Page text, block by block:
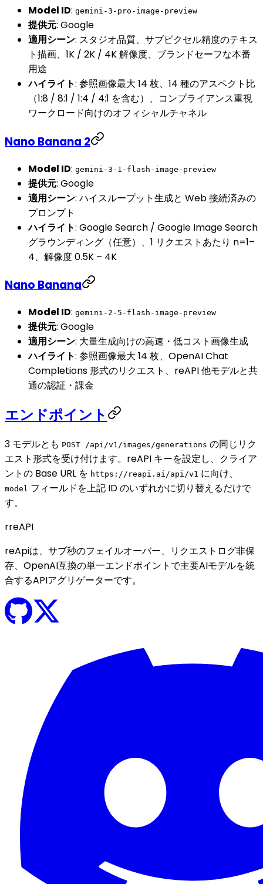
Model ID: gemini-3-pro-image-preview
提供元: Google
適用シーン: スタジオ品質、サブピクセル精度のテキス
ト描画、1K / 2K / 4K 解像度、ブランドセーフな本番
用途
ハイライト: 参照画像最大 14 枚、14 種のアスペクト比
（1:8 / 8:1 / 1:4 / 4:1 を含む）、コンプライアンス重視
ワークロード向けのオフィシャルチャネル
Nano Banana 2
Model ID: gemini-3-1-flash-image-preview
提供元: Google
適用シーン: ハイスループット生成と Web 接続済みの
プロンプト
ハイライト: Google Search / Google Image Search
グラウンディング（任意）、1 リクエストあたり n=1–
4、解像度 0.5K – 4K
Nano Banana
Model ID: gemini-2-5-flash-image-preview
提供元: Google
適用シーン: 大量生成向けの高速・低コスト画像生成
ハイライト: 参照画像最大 14 枚、OpenAI Chat
Completions 形式のリクエスト、reAPI 他モデルと共
通の認証・課金
エンドポイント
3 モデルとも POST /api/v1/images/generations の同じリク
エスト形式を受け付けます。reAPI キーを設定し、クライア
ントの Base URL を https://reapi.ai/api/v1 に向け、
model フィールドを上記 ID のいずれかに切り替えるだけで
す。
rreAPI
reApiは、サブ秒のフェイルオーバー、リクエストログ非保
存、OpenAI互換の単一エンドポイントで主要AIモデルを統
合するAPIアグリゲーターです。